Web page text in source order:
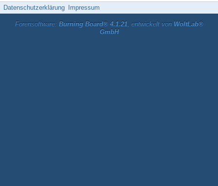
Datenschutzerklärung Impressum
Forensoftware: Burning Board® 4.1.21, entwickelt von WoltLab®
GmbH